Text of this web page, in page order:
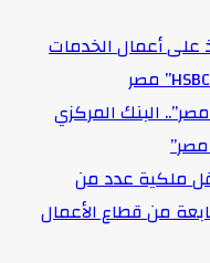
على أعمال الخدمات
البنك المركزي
ملكية عدد من
من قطاع الأعمال